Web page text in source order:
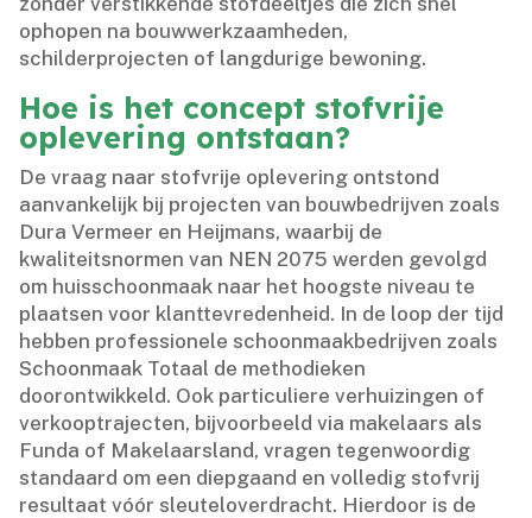
ophopen na bouwwerkzaamheden,
schilderprojecten of langdurige bewoning.​
Hoe is het concept stofvrije
oplevering ontstaan?
De vraag naar stofvrije oplevering ontstond
aanvankelijk bij projecten van bouwbedrijven zoals
Dura Vermeer en Heijmans, waarbij de
kwaliteitsnormen van NEN 2075 werden gevolgd
om huisschoonmaak naar het hoogste niveau te
plaatsen voor klanttevredenheid.​ In de loop der tijd
hebben professionele schoonmaakbedrijven zoals
Schoonmaak Totaal de methodieken
doorontwikkeld.​ Ook particuliere verhuizingen of
verkooptrajecten, bijvoorbeeld via makelaars als
Funda of Makelaarsland, vragen tegenwoordig
standaard om een diepgaand en volledig stofvrij
resultaat vóór sleuteloverdracht.​ Hierdoor is de